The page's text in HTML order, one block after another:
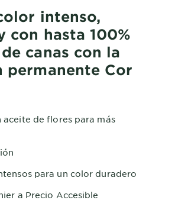
intenso,
con hasta 100%
canas con la
permanente Cor
aceite de flores para más
para un color duradero
a Precio Accesible